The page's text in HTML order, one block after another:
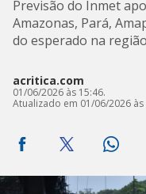
Previsão do Inmet
Amazonas, Pará,
do esperado na região
acritica.com
01/06/2026 às 15:46.
Atualizado em 01/06/2026 às